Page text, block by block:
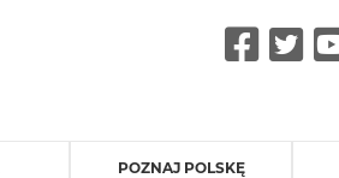
POZNAJ POLSKĘ